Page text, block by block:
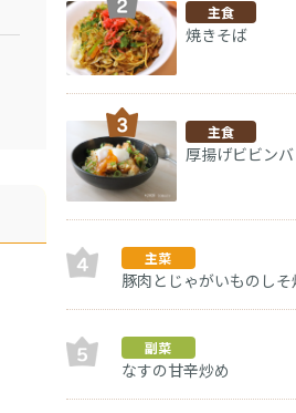
主食
焼きそば
主食
厚揚げビビンバ
主菜
豚肉とじゃがいものしそ
副菜
なすの甘辛炒め